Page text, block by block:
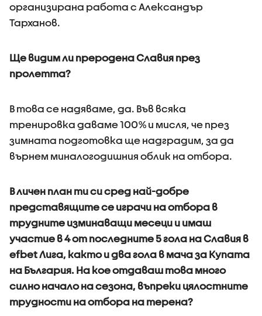
организирана работа с Александър
Тарханов.
Ще видим ли преродена Славия през
пролетта?
В това се надяваме, да. Във всяка
тренировка даваме 100% и мисля, че през
зимната подготовка ще надградим, за да
върнем миналогодишния облик на отбора.
В личен план ти си сред най-добре
представящите се играчи на отбора в
трудните изминаващи месеци и имаш
участие в 4 от последните 5 гола на Славия в
efbet Лига, както и два гола в мача за Купата
на България. На кое отдаваш това много
силно начало на сезона, въпреки цялостните
трудности на отбора на терена?